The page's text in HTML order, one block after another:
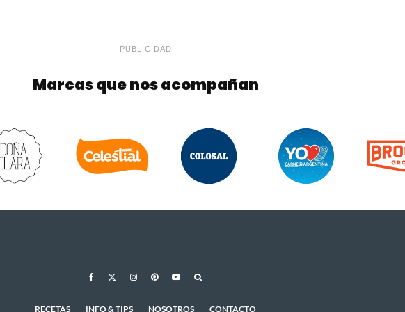
PUBLICIDAD
Marcas que nos acompañan
RECETAS INFO & TIPS NOSOTROS CONTACTO